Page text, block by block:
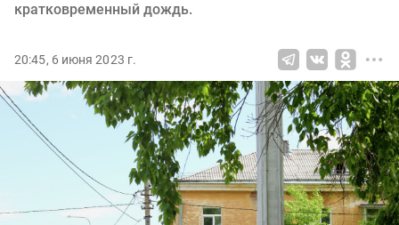
кратковременный дождь.
20:45, 6 июня 2023 г.